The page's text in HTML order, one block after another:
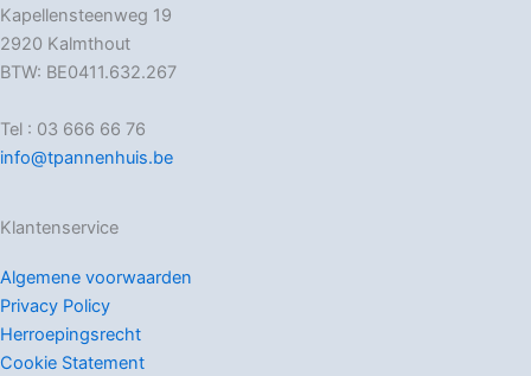
Kapellensteenweg 19
2920 Kalmthout
BTW: BE0411.632.267
Tel : 03 666 66 76
info@tpannenhuis.be
Klantenservice
Algemene voorwaarden
Privacy Policy
Herroepingsrecht
Cookie Statement